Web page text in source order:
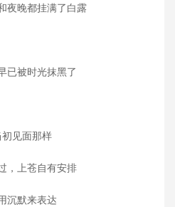
晚都挂满了白露
被时光抹黑了
见面那样
上苍自有安排
默来表达